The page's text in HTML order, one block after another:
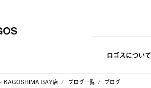
ロゴスについて
KAGOSHIMA BAY店 ブログ一覧 ブログ